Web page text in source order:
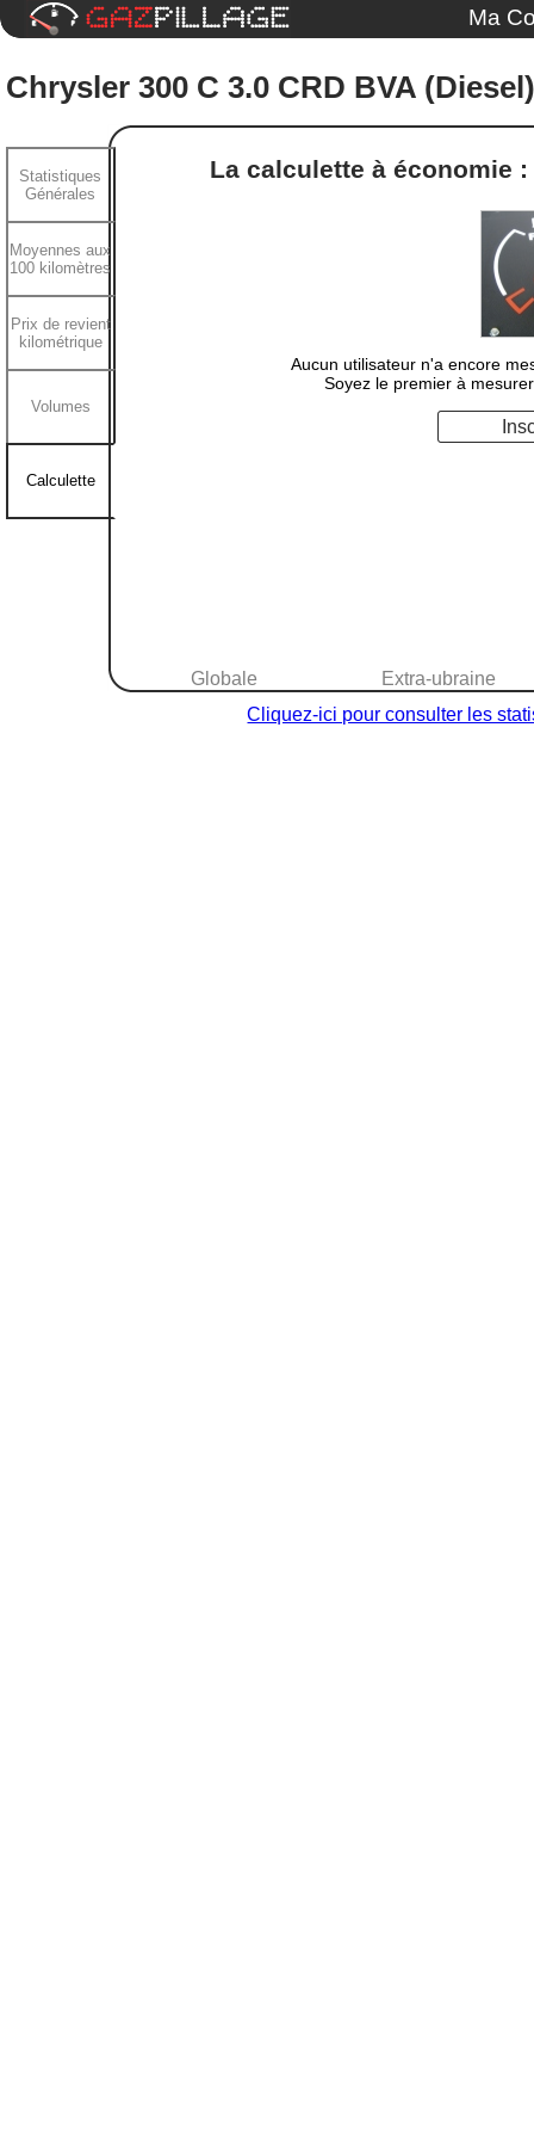
Ma
Chrysler 300 C 3.0 CRD BVA (Diesel)
La calculette à économie
Aucun utilisateur n'a encore
Soyez le premier à
Extra-ubraine
Globale
Statistiques
Générales
Moyennes aux
100 kilomètres
Prix de revient
kilométrique
Volumes
Calculette
Cliquez-ici pour consulter les